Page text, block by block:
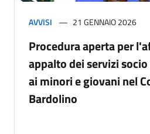
AVVISI 21 GENNAIO 2026
Procedura aperta per
appalto dei servizi
ai minori e giovani nel
Bardolino